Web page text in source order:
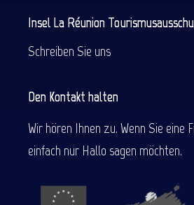
Insel La Réunion
Schreiben Sie uns
Den Kontakt halten
Wir hören Ihnen zu. Wenn Sie eine
einfach nur Hallo sagen möchten.